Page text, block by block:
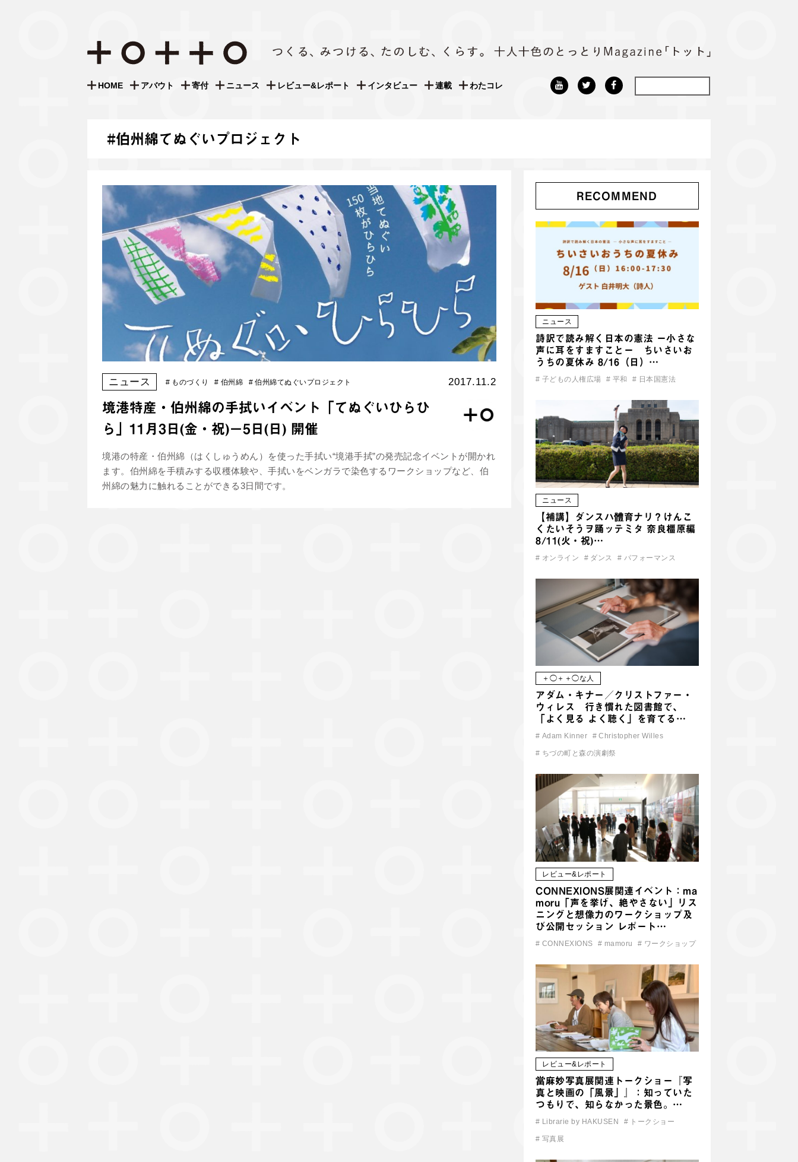
p
HOME アバウト 寄付 ニュース レビュー&レポート インタビュー 連載 わたコレ
#伯州綿てぬぐいプロジェクト
ニュース # ものづくり # 伯州綿 # 伯州綿てぬぐいプロジェクト 2017.11.2
境港特産・伯州綿の手拭いイベント「てぬぐいひらひ
ら」11月3日(金・祝)－5日(日) 開催
境港の特産・伯州綿（はくしゅうめん）を使った手拭い“境港手拭”の発売記念イベントが開かれ
ます。伯州綿を手積みする収穫体験や、手拭いをベンガラで染色するワークショップなど、伯
州綿の魅力に触れることができる3日間です。
RECOMMEND
ニュース
詩訳で読み解く日本の憲法 ー小さな
声に耳をすますことー ちいさいお
うちの夏休み 8/16（日）…
# 子どもの人権広場 # 平和 # 日本国憲法
ニュース
【補講】ダンスハ體育ナリ？けんこ
くたいそうヲ踊ッテミタ 奈良橿原編
8/11(火・祝)…
# オンライン # ダンス # パフォーマンス
＋◯＋＋◯な人
アダム・キナー／クリストファー・
ウィレス 行き慣れた図書館で、
「よく見る よく聴く」を育てる…
# Adam Kinner # Christopher Willes
# ちづの町と森の演劇祭
レビュー&レポート
CONNEXIONS展関連イベント：ma
moru「声を挙げ、絶やさない」リス
ニングと想像力のワークショップ及
び公開セッション レポート…
# CONNEXIONS # mamoru # ワークショップ
レビュー&レポート
當麻妙写真展関連トークショー『写
真と映画の「風景」』：知っていた
つもりで、知らなかった景色。…
# Librarie by HAKUSEN # トークショー
# 写真展